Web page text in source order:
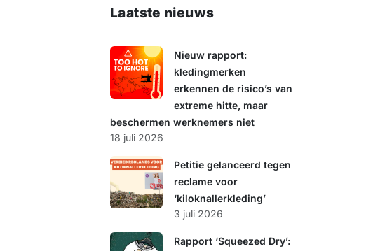
k
n
Laatste nieuws
Nieuw rapport:
kledingmerken
erkennen de risico’s van
extreme hitte, maar
beschermen werknemers niet
18 juli 2026
Petitie gelanceerd tegen
reclame voor
‘kiloknallerkleding’
3 juli 2026
Rapport ‘Squeezed Dry’: